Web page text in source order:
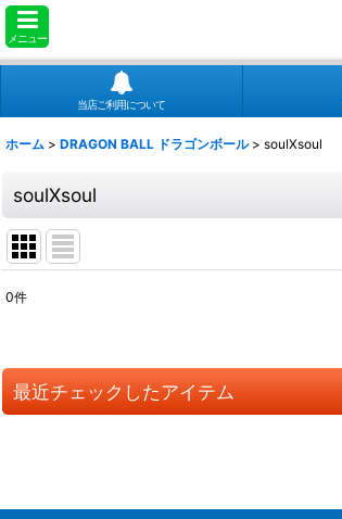
メニュー
当店ご利用について
ホーム > DRAGON BALL ドラゴンボール > soulXsoul
soulXsoul
並び順:
0件
最近チェックしたアイテム